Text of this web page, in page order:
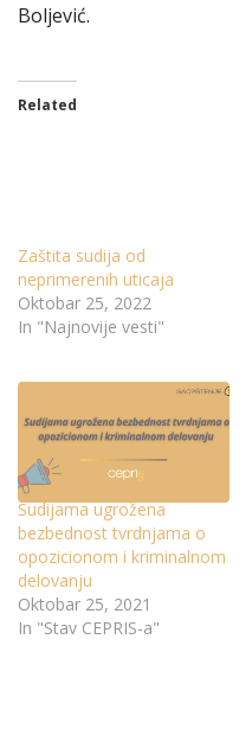
Boljević.
Related
Zaštita sudija od
neprimerenih uticaja
Oktobar 25, 2022
In "Najnovije vesti"
Sudijama ugrožena
bezbednost tvrdnjama o
opozicionom i kriminalnom
delovanju
Oktobar 25, 2021
In "Stav CEPRIS-a"